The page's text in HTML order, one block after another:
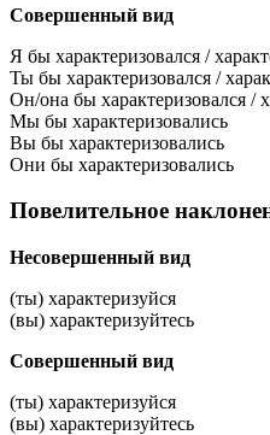
Совершенный вид
Я бы характеризовался /
Ты бы характеризовался /
Он/она бы характеризовался /
Мы бы характеризовались
Вы бы характеризовались
Они бы характеризовались
Повелительное
Несовершенный вид
(ты) характеризуйся
(вы) характеризуйтесь
Совершенный вид
(ты) характеризуйся
(вы) характеризуйтесь